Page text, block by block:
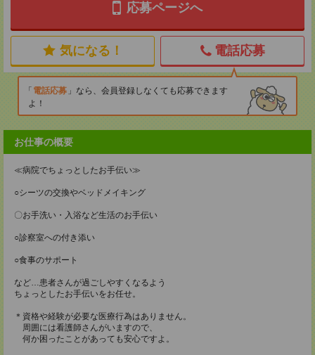
応募ページへ
気になる！ 電話応募
電話応募
なら、会員登録しなくても応募できます
よ！
お仕事の概要
≪病院でちょっとしたお手伝い≫
○シーツの交換やベッドメイキング
〇お手洗い・入浴など生活のお手伝い
○診察室への付き添い
○食事のサポート
など…患者さんが過ごしやすくなるよう
ちょっとしたお手伝いをお任せ。
＊資格や経験が必要な医療行為はありません。
周囲には看護師さんがいますので、
何か困ったことがあっても安心ですよ。